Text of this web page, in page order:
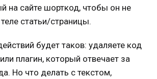
на сайте шорткод, чтобы он не
статьи/страницы.
будет таков: удаляете код
плагин, который отвечает за
Но что делать с текстом,